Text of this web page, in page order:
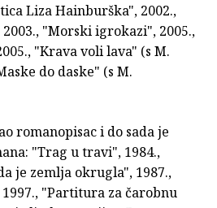
Liza Hainburška", 2002.,
"Morski igrokazi", 2005.,
"Krava voli lava" (s M.
do daske" (s M.
romanopisac i do sada je
"Trag u travi", 1984.,
je zemlja okrugla", 1987.,
"Partitura za čarobnu